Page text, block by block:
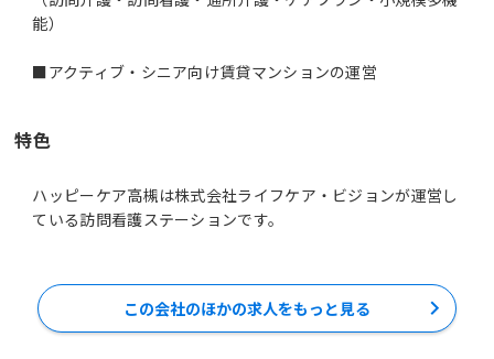
能）
特色
ハッピーケア高槻は株式会社ライフケア・ビジョンが運営し
ている訪問看護ステーションです。
この会社のほかの求人をもっと見る